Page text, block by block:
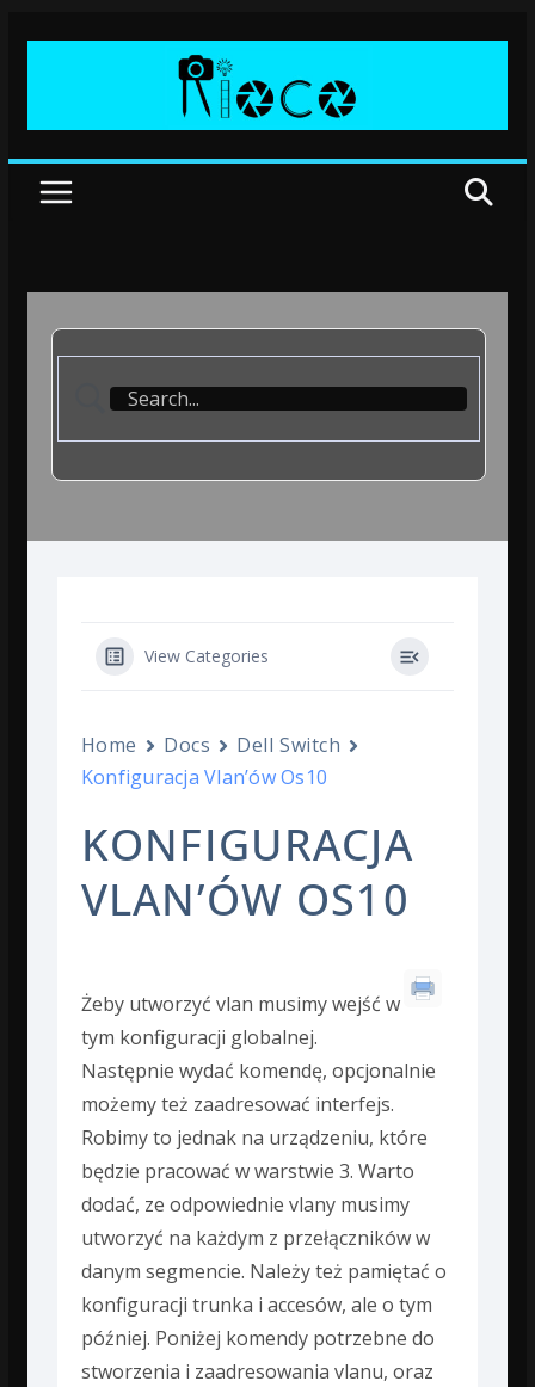
View Categories
Home Docs
Dell Switch
Konfiguracja Vlan’ów Os10
KONFIGURACJA
VLAN’ÓW OS10
Żeby utworzyć vlan musimy wejść w
tym konfiguracji globalnej.
Następnie wydać komendę, opcjonalnie
możemy też zaadresować interfejs.
Robimy to jednak na urządzeniu, które
będzie pracować w warstwie 3. Warto
dodać, ze odpowiednie vlany musimy
utworzyć na każdym z przełączników w
danym segmencie. Należy też pamiętać o
konfiguracji trunka i accesów, ale o tym
później. Poniżej komendy potrzebne do
stworzenia i zaadresowania vlanu, oraz